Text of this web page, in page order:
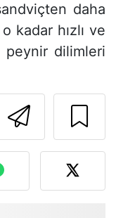
daha
kadar hızlı ve
dilimleri
sayfayı
bir